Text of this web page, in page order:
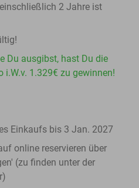
2 Jahre ist
Du ausgibst, hast Du die
i.W.v. 1.329€ zu gewinnen!
Einkaufs bis 3 Jan. 2027
online reservieren über
(zu finden unter der
)